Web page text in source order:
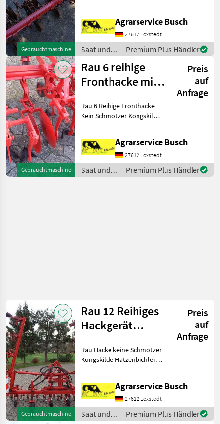
Gebrauchtmaschine
Sitzsteuerung im Heck
Reihenabstand bis 50cm
Stufenlos Einstellbar
Agrarservice Busch
27612 Loxstedt
Saat und
Pflege /
Rau
Premium Plus Händler
Gebrauchtmaschine
Rau 6 reihige
Fronthacke mit
Schlepper
Preis
auf
Anfrage
Rau 6 Reihige Fronthacke
Kein Schmotzer Kongskilde
Agrarservice Busch
27612 Loxstedt
Saat und
Pflege /
Premium Plus Händler
Gebrauchtmaschine
Rau 12 Reihiges
Hackgerät
Fronthackger
Preis
auf
Anfrage
Rau Hacke keine Schmotzer
Kongskilde Hatzenbichler
Sonderkulturhacke
Hackgerät zur Kulturpflege
Gemüsehackgerät
Zuckerrübenhac
Agrarservice Busch
27612 Loxstedt
Saat und
Premium Plus Händler